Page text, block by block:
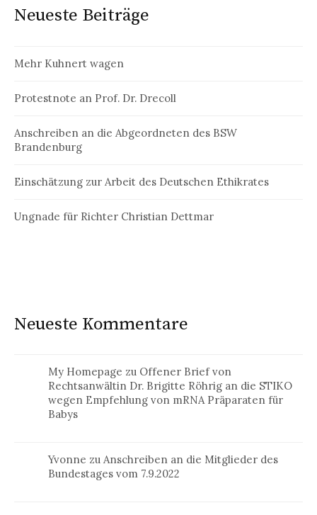
Neueste Beiträge
Mehr Kuhnert wagen
Protestnote an Prof. Dr. Drecoll
Anschreiben an die Abgeordneten des BSW
Brandenburg
Einschätzung zur Arbeit des Deutschen Ethikrates
Ungnade für Richter Christian Dettmar
Neueste Kommentare
My Homepage zu Offener Brief von
Rechtsanwältin Dr. Brigitte Röhrig an die STIKO
wegen Empfehlung von mRNA Präparaten für
Babys
Yvonne zuAnschreiben an die Mitglieder des
Bundestages vom 7.9.2022